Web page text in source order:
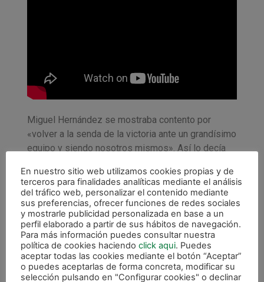
Miguel Hernández se mostraba contento por
«volver a la senda de la victoria ante un grandísimo
equipo y siendo nosotros mismos». Así lo decía
término del partido ante Palma Futsal, en el que
Osasuna Magna se impuso por 4-3. «Estoy muy
contentos, evidentemente con el resultado, pero
porque el equipo ha vuelto a recuperar la senda de
esa movilidad vertical, de insistir y de llegar. Un día
te puede costar más o menos pero hemos de
quedarnos con eso», insistía.
En nuestro sitio web utilizamos cookies propias y de
terceros para finalidades analíticas mediante el análisis
del tráfico web, personalizar el contenido mediante
sus preferencias, ofrecer funciones de redes sociales
y mostrarle publicidad personalizada en base a un
perfil elaborado a partir de sus hábitos de navegación.
Para más información puedes consultar nuestra
política de cookies haciendo click aqui. Puedes
aceptar todas las cookies mediante el botón “Aceptar”
o puedes aceptarlas de forma concreta, modificar su
selección pulsando en "Configurar cookies" o declinar